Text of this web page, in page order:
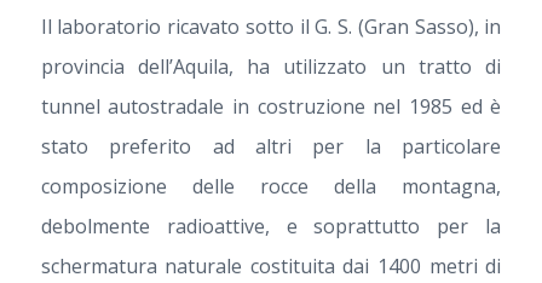
Il laboratorio ricavato sotto il G. S. (Gran Sasso), in
provincia dell’Aquila, ha utilizzato un tratto di
tunnel autostradale in costruzione nel 1985 ed è
stato preferito ad altri per la particolare
composizione delle rocce della montagna,
debolmente radioattive, e soprattutto per la
schermatura naturale costituita dai 1400 metri di